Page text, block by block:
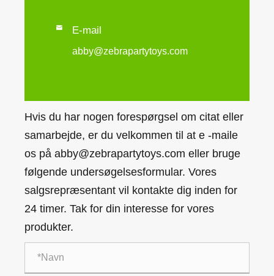
 E-mail
abby@zebrapartytoys.com
Hvis du har nogen forespørgsel om citat eller
samarbejde, er du velkommen til at e -maile
os på abby@zebrapartytoys.com eller bruge
følgende undersøgelsesformular. Vores
salgsrepræsentant vil kontakte dig inden for
24 timer. Tak for din interesse for vores
produkter.